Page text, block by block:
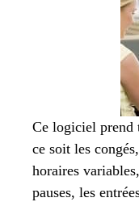
Ce logiciel prend
ce soit les
horaires
pauses, les